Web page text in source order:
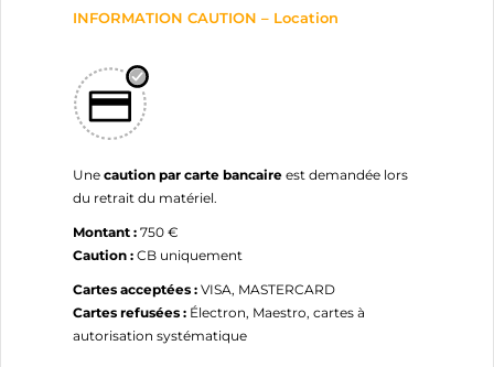
INFORMATION CAUTION – Location
Une caution par carte bancaire est demandée lors
du retrait du matériel.
Montant : 750 €
Caution : CB uniquement
Cartes acceptées : VISA, MASTERCARD
Cartes refusées : Électron, Maestro, cartes à
autorisation systématique